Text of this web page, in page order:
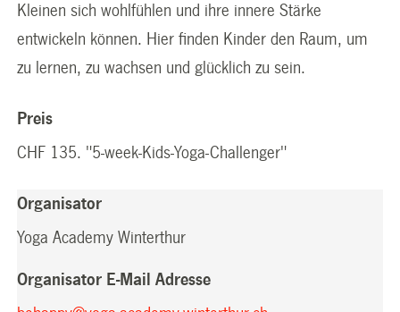
Kleinen sich wohlfühlen und ihre innere Stärke
entwickeln können. Hier finden Kinder den Raum, um
zu lernen, zu wachsen und glücklich zu sein.
Preis
CHF 135. "5-week-Kids-Yoga-Challenger"
Organisator
Yoga Academy Winterthur
Organisator E-Mail Adresse